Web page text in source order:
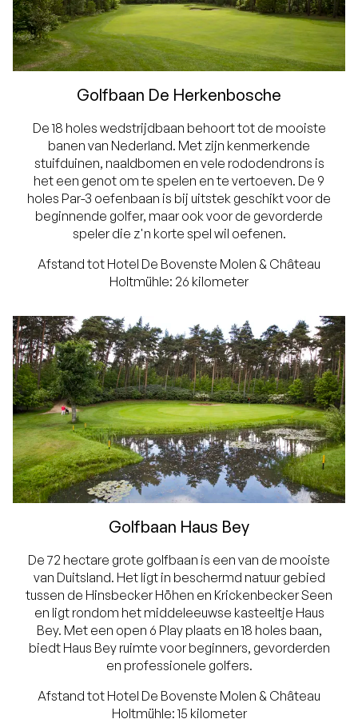
Golfbaan De Herkenbosche
De 18 holes wedstrijdbaan behoort tot de mooiste
banen van Nederland. Met zijn kenmerkende
stuifduinen, naaldbomen en vele rododendrons is
het een genot om te spelen en te vertoeven. De 9
holes Par-3 oefenbaan is bij uitstek geschikt voor de
beginnende golfer, maar ook voor de gevorderde
speler die z'n korte spel wil oefenen.
Afstand tot Hotel De Bovenste Molen & Château
Holtmühle: 26 kilometer
Golfbaan Haus Bey
De 72 hectare grote golfbaan is een van de mooiste
van Duitsland. Het ligt in beschermd natuur gebied
tussen de Hinsbecker Höhen en Krickenbecker Seen
en ligt rondom het middeleeuwse kasteeltje Haus
Bey. Met een open 6 Play plaats en 18 holes baan,
biedt Haus Bey ruimte voor beginners, gevorderden
en professionele golfers.
Afstand tot Hotel De Bovenste Molen & Château
Holtmühle: 15 kilometer